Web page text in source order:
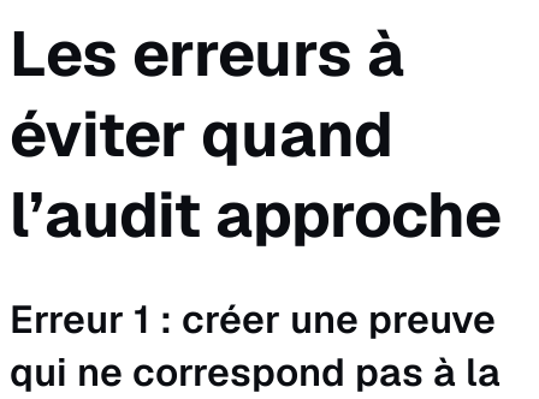
Les erreurs à
éviter quand
l’audit approche
Erreur 1 : créer une preuve
qui ne correspond pas à la